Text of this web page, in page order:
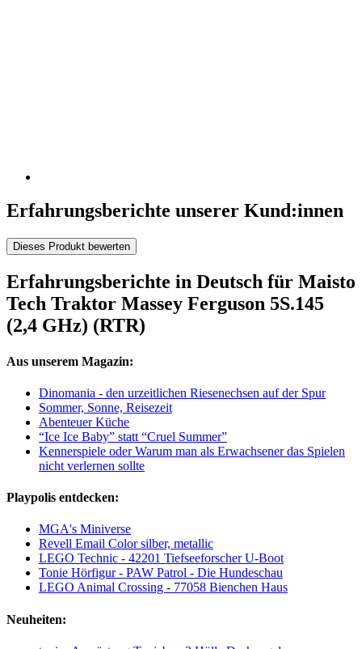
Erfahrungsberichte unserer Kund:innen
Dieses Produkt bewerten
Erfahrungsberichte in Deutsch für Maisto
Tech Traktor Massey Ferguson 5S.145
(2,4 GHz) (RTR)
Aus unserem Magazin:
Dinomania - den urzeitlichen Riesenechsen auf der Spur
Sommer, Sonne, Reisezeit
Abenteuer Küche
“Ice Ice Baby” statt “Cruel Summer”
Kennerspiele oder Warum man als Erwachsener das Spielen
nicht verlernen sollte
Playpolis entdecken:
MGA's Miniverse
Revell Email Color silber, metallic
LEGO Technic - 42201 Tiefseeforscher U-Boot
Tonie Hörfigur - PAW Patrol - Die Hundeschau
LEGO Animal Crossing - 77058 Bienchen Haus
Neuheiten: